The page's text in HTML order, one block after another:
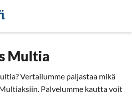
Multia
Vertailumme paljastaa mikä
Palvelumme kautta voit